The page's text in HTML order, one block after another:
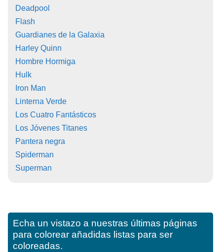
Deadpool
Flash
Guardianes de la Galaxia
Harley Quinn
Hombre Hormiga
Hulk
Iron Man
Linterna Verde
Los Cuatro Fantásticos
Los Jóvenes Titanes
Pantera negra
Spiderman
Superman
Echa un vistazo a nuestras últimas páginas
para colorear añadidas listas para ser
coloreadas.